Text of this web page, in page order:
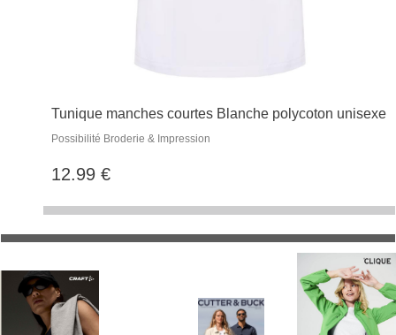
Tunique manches courtes Blanche polycoton unisexe
Possibilité Broderie & Impression
12.99 €